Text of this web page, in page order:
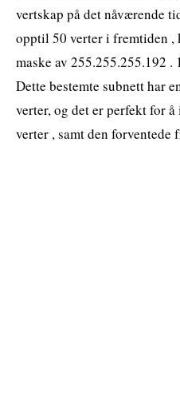
vertskap på det nåværende
opptil 50 verter i fremtiden ,
maske av 255.255.255.192
Dette bestemte subnett har
verter, og det er perfekt for
verter , samt den forventede